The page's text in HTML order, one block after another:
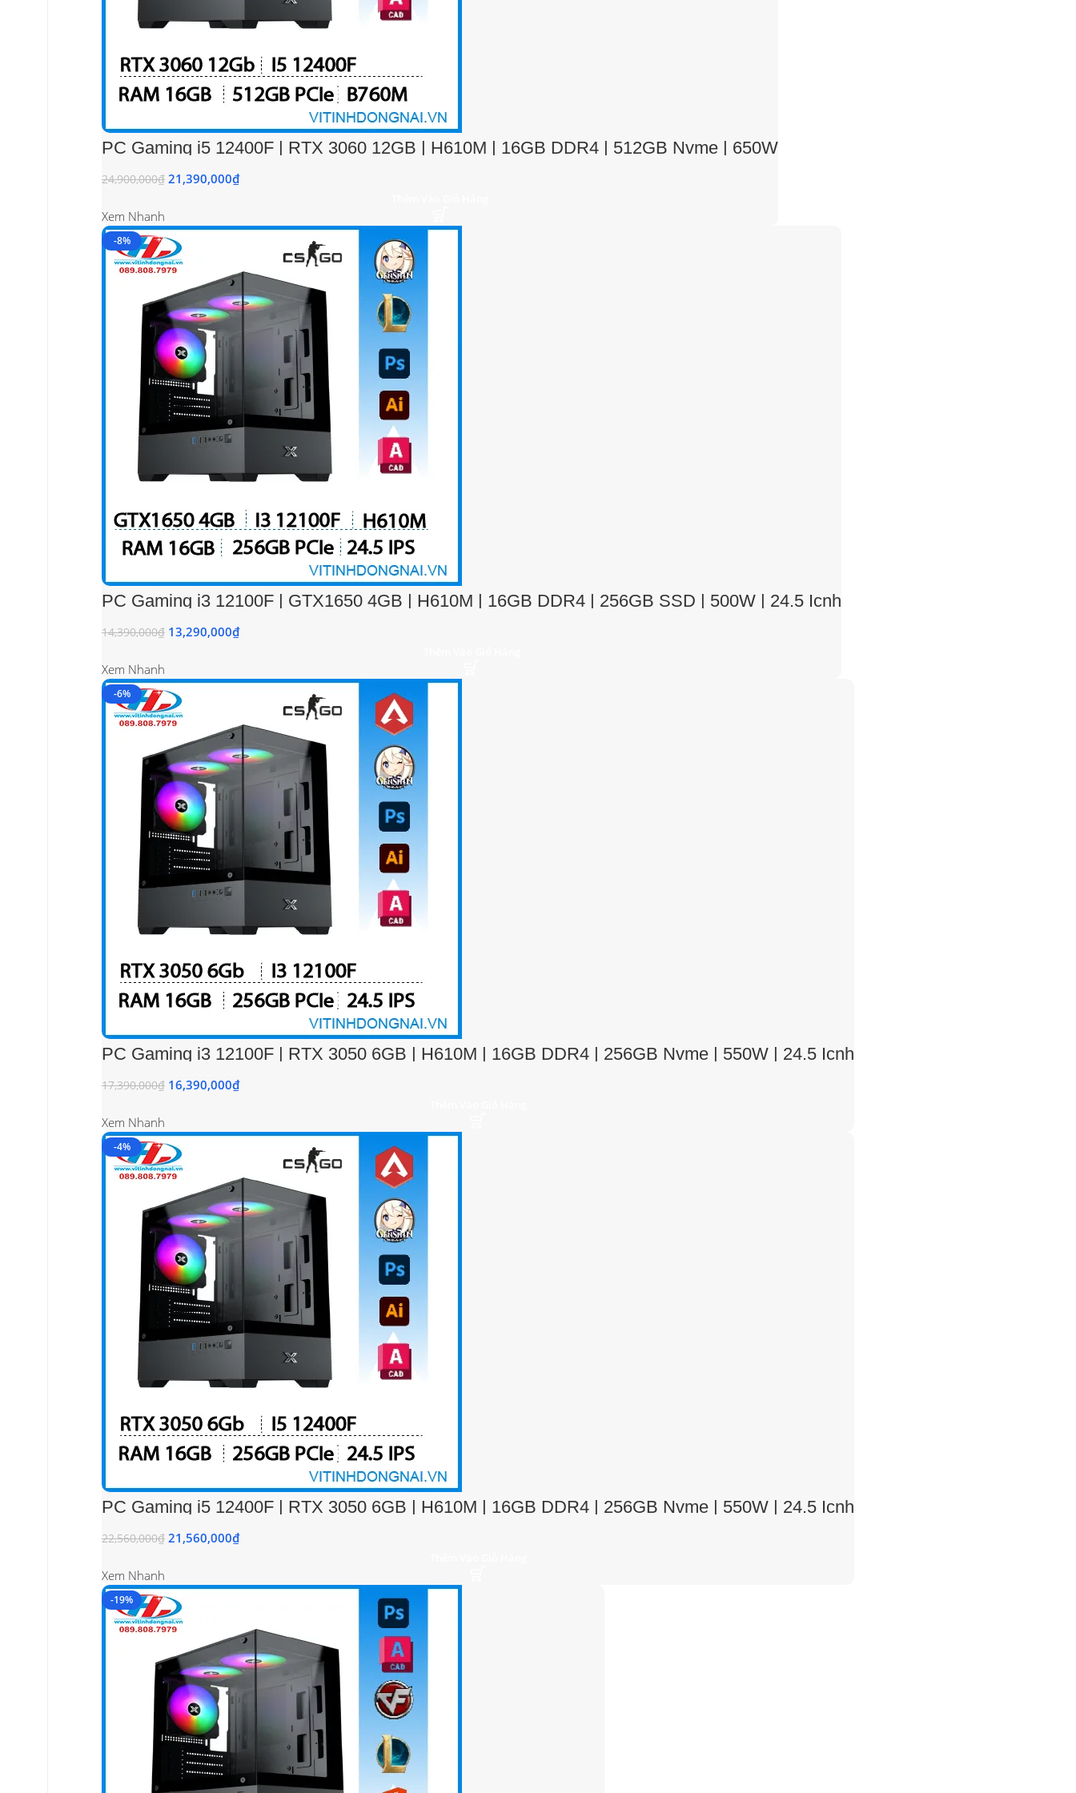
PC Gaming i5 12400F | RTX 3060 12GB | H610M | 16GB DDR4 | 512GB Nvme | 650W
24,900,000₫ 21,390,000₫
Xem Nhanh
-8%
PC Gaming i3 12100F | GTX1650 4GB | H610M | 16GB DDR4 | 256GB SSD | 500W | 24.5 Icnh
14,390,000₫ 13,290,000₫
Xem Nhanh
-6%
PC Gaming i3 12100F | RTX 3050 6GB | H610M | 16GB DDR4 | 256GB Nvme | 550W | 24.5 Icnh
17,390,000₫ 16,390,000₫
Xem Nhanh
-4%
PC Gaming i5 12400F | RTX 3050 6GB | H610M | 16GB DDR4 | 256GB Nvme | 550W | 24.5 Icnh
22,560,000₫ 21,560,000₫
Xem Nhanh
-19%